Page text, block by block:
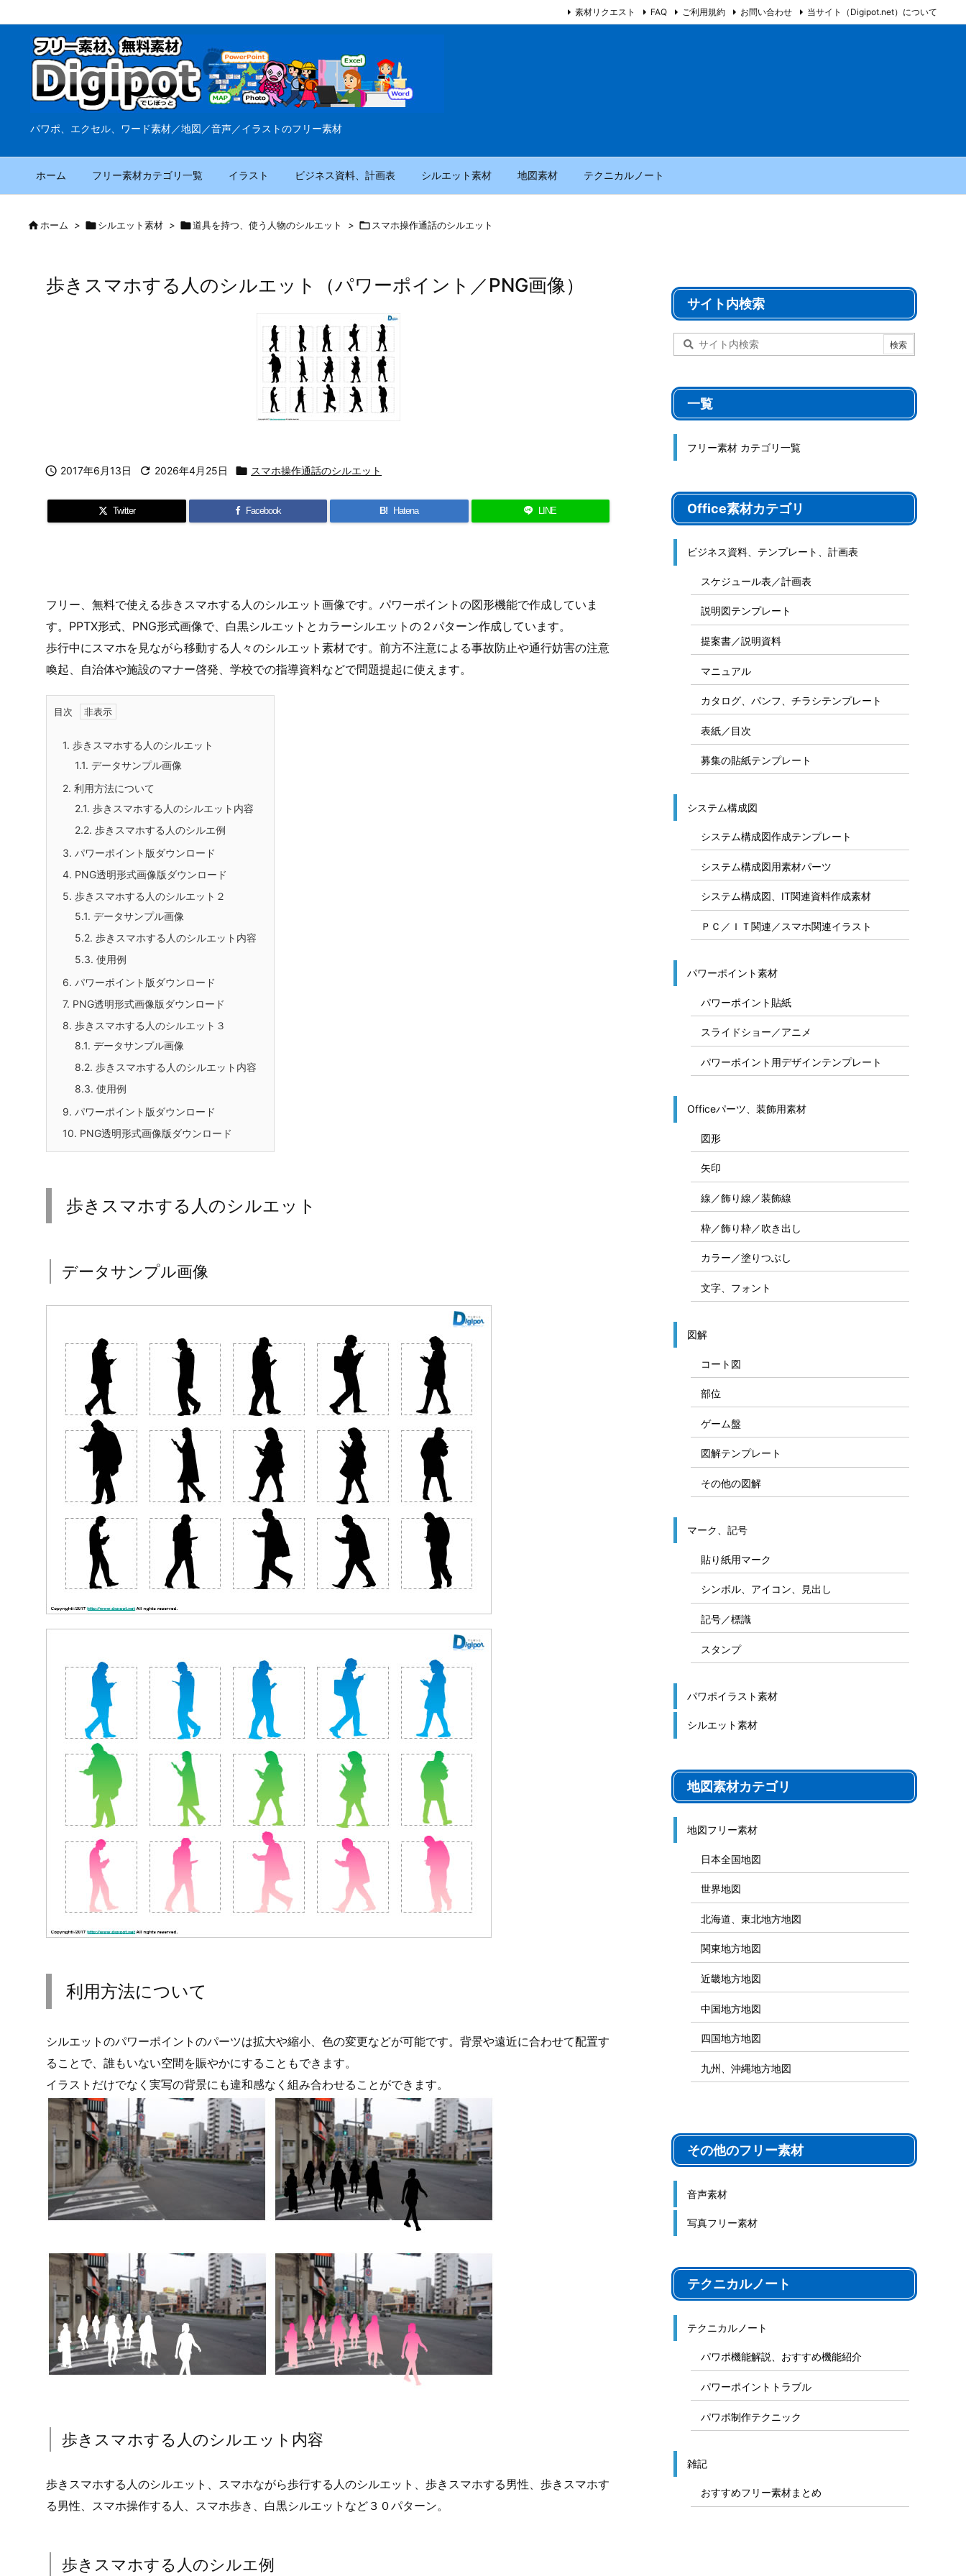
パワポ、エクセル、ワード素材／地図／音声／イラストのフリー素材
ホーム フリー素材カテゴリ一覧 イラスト ビジネス資料、計画表 シルエット素材 地図素材 テクニカルノート
素材リクエスト FAQ ご利用規約 お問い合わせ 当サイト（Digipot.net）について
ホーム > シルエット素材 > 道具を持つ、使う人物のシルエット >  スマホ操作通話のシルエット
歩きスマホする人のシルエット（パワーポイント／PNG画像）
 2017年6月13日  2026年4月25日  スマホ操作通話のシルエット
Twitter Facebook B! Hatena LINE
フリー、無料で使える歩きスマホする人のシルエット画像です。パワーポイントの図形機能で作成していま
す。PPTX形式、PNG形式画像で、白黒シルエットとカラーシルエットの２パターン作成しています。
歩行中にスマホを見ながら移動する人々のシルエット素材です。前方不注意による事故防止や通行妨害の注意
喚起、自治体や施設のマナー啓発、学校での指導資料などで問題提起に使えます。
目次
歩きスマホする人のシルエット
パワーポイント版ダウンロード
PNG透明形式画像版ダウンロード
歩きスマホする人のシルエット２
8.歩きスマホする人のシルエット３
8.3. 使用例
歩きスマホする人のシルエット
データサンプル画像
利用方法について
シルエットのパワーポイントのパーツは拡大や縮小、色の変更などが可能です。背景や遠近に合わせて配置す
ることで、誰もいない空間を賑やかにすることもできます。
イラストだけでなく実写の背景にも違和感なく組み合わせることができます。
サイト内検索
一覧
フリー素材 カテゴリ一覧
Office素材カテゴリ
ビジネス資料、テンプレート、計画表
スケジュール表／計画表
説明図テンプレート
提案書／説明資料
マニュアル
カタログ、パンフ、チラシテンプレート
表紙／目次
募集の貼紙テンプレート
システム構成図
システム構成図作成テンプレート
システム構成図用素材パーツ
システム構成図、IT関連資料作成素材
ＰＣ／ＩＴ関連／スマホ関連イラスト
パワーポイント素材
パワーポイント貼紙
スライドショー／アニメ
パワーポイント用デザインテンプレート
Officeパーツ、装飾用素材
図形
矢印
線／飾り線／装飾線
枠／飾り枠／吹き出し
カラー／塗りつぶし
文字、フォント
図解
コート図
部位
ゲーム盤
図解テンプレート
その他の図解
マーク、記号
貼り紙用マーク
シンボル、アイコン、見出し
記号／標識
スタンプ
パワポイラスト素材
シルエット素材
地図素材カテゴリ
地図フリー素材
日本全国地図
世界地図
北海道、東北地方地図
関東地方地図
近畿地方地図
中国地方地図
四国地方地図
九州、沖縄地方地図
その他のフリー素材
音声素材
写真フリー素材
テクニカルノート
テクニカルノート
パワポ機能解説、おすすめ機能紹介
パワーポイントトラブル
パワポ制作テクニック
雑記
おすすめフリー素材まとめ